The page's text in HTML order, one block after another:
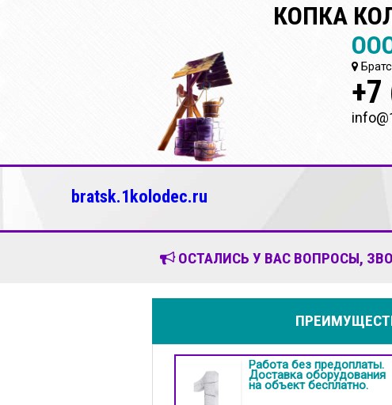
КОПКА
bratsk.1kolodec.ru
ОСТАЛИСЬ У ВАС ВОПРОСЫ,
Работа без предоплаты.
Доставка оборудования
на объект бесплатно.